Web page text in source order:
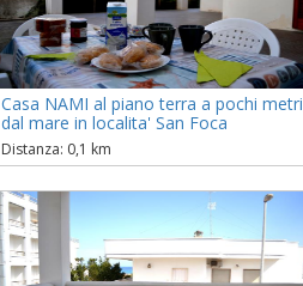
Casa NAMI al piano terra a pochi metri
dal mare in localita' San Foca
Distanza: 0,1 km